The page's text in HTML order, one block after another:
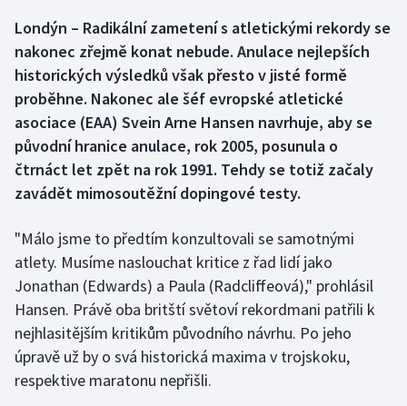
Box
Curling
Florbal
Futsal
Golf
Gymnastika
Házená
Jezdectví
Londýn – Radikální zametení s atletickými rekordy se
nakonec zřejmě konat nebude. Anulace nejlepších
historických výsledků však přesto v jisté formě
proběhne. Nakonec ale šéf evropské atletické
asociace (EAA) Svein Arne Hansen navrhuje, aby se
původní hranice anulace, rok 2005, posunula o
čtrnáct let zpět na rok 1991. Tehdy se totiž začaly
zavádět mimosoutěžní dopingové testy.
"Málo jsme to předtím konzultovali se samotnými
atlety. Musíme naslouchat kritice z řad lidí jako
Jonathan (Edwards) a Paula (Radcliffeová)," prohlásil
Hansen. Právě oba britští světoví rekordmani patřili k
nejhlasitějším kritikům původního návrhu. Po jeho
úpravě už by o svá historická maxima v trojskoku,
respektive maratonu nepřišli.